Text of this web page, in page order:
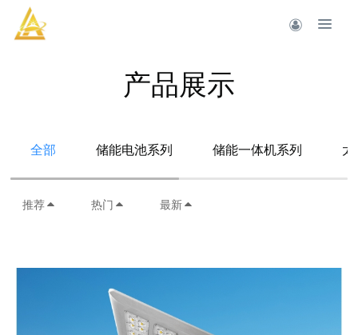
产品展示
全部 储能电池系列 储能一体机系列
推荐 热门 最新